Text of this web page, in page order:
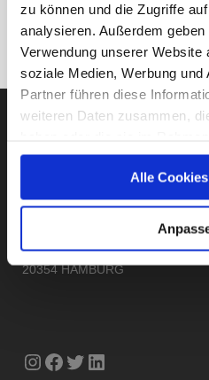
zu können und die Zugriffe
analysieren. Außerdem
Verwendung unserer Website
soziale Medien, Werbung
Partner führen diese
weiteren Daten zusammen,
gesammelt haben.
Unsere
Alle
ZU VERSCHIEDENES
ZUR ÜBERSICHT
AUBII GMBH
Große Bleichen 21
20354 HAMBURG
Instagram
Facebook
Twitter
LinkedIn